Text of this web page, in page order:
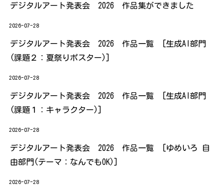
デジタルアート発表会 2026 作品集ができました
2026-07-28
デジタルアート発表会 2026 作品一覧 [生成AI部門
(課題２：夏祭りポスター)]
2026-07-28
デジタルアート発表会 2026 作品一覧 [生成AI部門
(課題１：キャラクター)]
2026-07-28
デジタルアート発表会 2026 作品一覧 [ゆめいろ 自
由部門(テーマ：なんでもOK)]
2026-07-28